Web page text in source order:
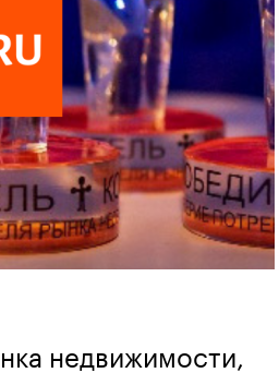
недвижимости,